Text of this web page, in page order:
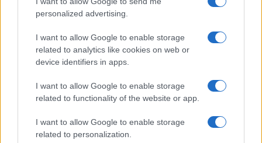
personalized advertising.
I want to allow Google to enable storage
related to analytics like cookies on web or
device identifiers in apps.
I want to allow Google to enable storage
related to functionality of the website or app.
I want to allow Google to enable storage
related to personalization.
Edoardo Marchesi, voce delle notizie di
in via Maqueda e decise di chiedere carte e
nomi: da allora predilige verifiche sul campo.
In redazione guida l’agenda delle emergenze
mappe della città.